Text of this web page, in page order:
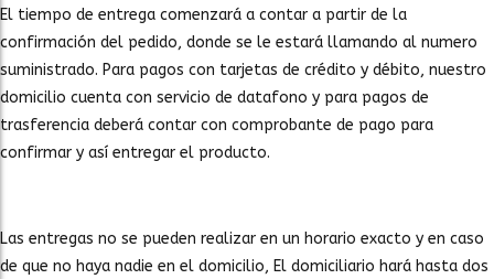
El tiempo de entrega comenzará a contar a partir de la
confirmación del pedido, donde se le estará llamando al numero
suministrado. Para pagos con tarjetas de crédito y débito, nuestro
domicilio cuenta con servicio de datafono y para pagos de
trasferencia deberá contar con comprobante de pago para
confirmar y así entregar el producto.
Las entregas no se pueden realizar en un horario exacto y en caso
de que no haya nadie en el domicilio, El domiciliario hará hasta dos